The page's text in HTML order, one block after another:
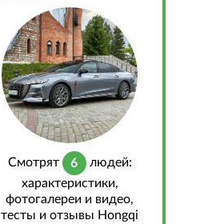
Cмотрят 6
людей:
характеристики,
фотогалереи и видео,
тесты и отзывы Hongqi